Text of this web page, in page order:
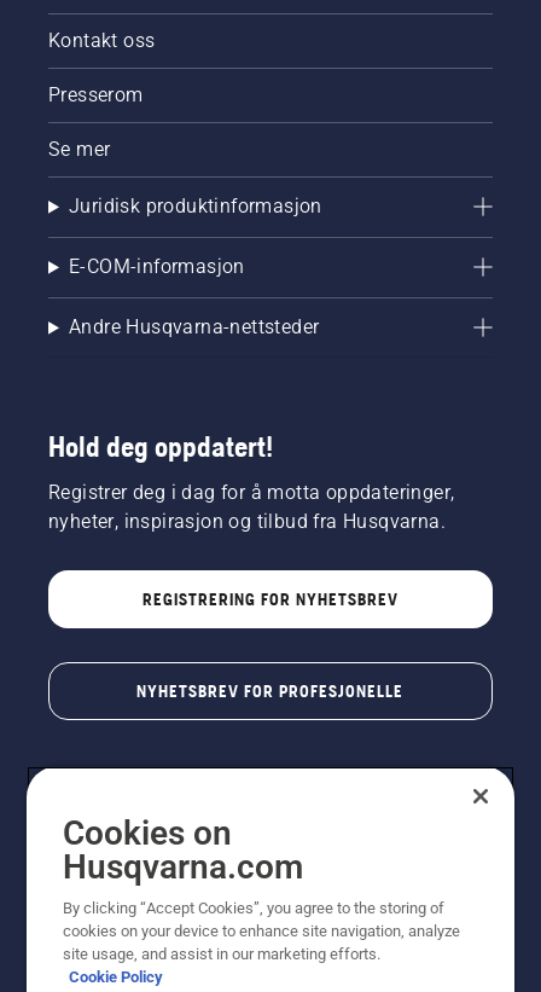
Kontakt oss
Presserom
Se mer
Juridisk produktinformasjon
E-COM-informasjon
Andre Husqvarna-nettsteder
Hold deg oppdatert!
Registrer deg i dag for å motta oppdateringer,
nyheter, inspirasjon og tilbud fra Husqvarna.
REGISTRERING FOR NYHETSBREV
NYHETSBREV FOR PROFESJONELLE
© Husqvarna AB (utgiver). Med enerett. Angitte priser
er veiledende priser. Alle oppgitte priser er veiledende
Cookies on
Husqvarna.com
By clicking “Accept Cookies”, you agree to the storing of
cookies on your device to enhance site navigation, analyze
site usage, and assist in our marketing efforts.
Cookie Policy